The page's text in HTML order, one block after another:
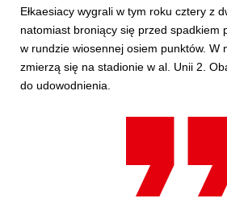
Ełkaesiacy wygrali w tym roku cztery z
natomiast broniący się przed spadkiem
w rundzie wiosennej osiem punktów. W
zmierzą się na stadionie w al. Unii 2.
do udowodnienia.